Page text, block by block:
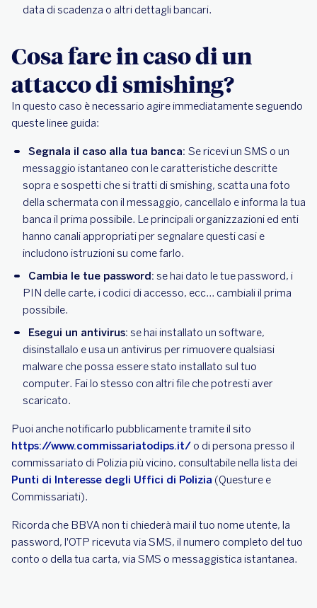
data di scadenza o altri dettagli bancari.
Cosa fare in caso di un
attacco di smishing?
In questo caso è necessario agire immediatamente seguendo
queste linee guida:
Segnala il caso alla tua banca: Se ricevi un SMS o un
messaggio istantaneo con le caratteristiche descritte
sopra e sospetti che si tratti di smishing, scatta una foto
della schermata con il messaggio, cancellalo e informa la tua
banca il prima possibile. Le principali organizzazioni ed enti
hanno canali appropriati per segnalare questi casi e
includono istruzioni su come farlo.
Cambia le tue password: se hai dato le tue password, i
PIN delle carte, i codici di accesso, ecc... cambiali il prima
possibile.
Esegui un antivirus: se hai installato un software,
disinstallalo e usa un antivirus per rimuovere qualsiasi
malware che possa essere stato installato sul tuo
computer. Fai lo stesso con altri file che potresti aver
scaricato.
Puoi anche notificarlo pubblicamente tramite il sito
https://www.commissariatodips.it/ o di persona presso il
commissariato di Polizia più vicino, consultabile nella lista dei
Punti di Interesse degli Uffici di Polizia (Questure e
Commissariati).
Ricorda che BBVA non ti chiederà mai il tuo nome utente, la
password, l'OTP ricevuta via SMS, il numero completo del tuo
conto o della tua carta, via SMS o messaggistica istantanea.